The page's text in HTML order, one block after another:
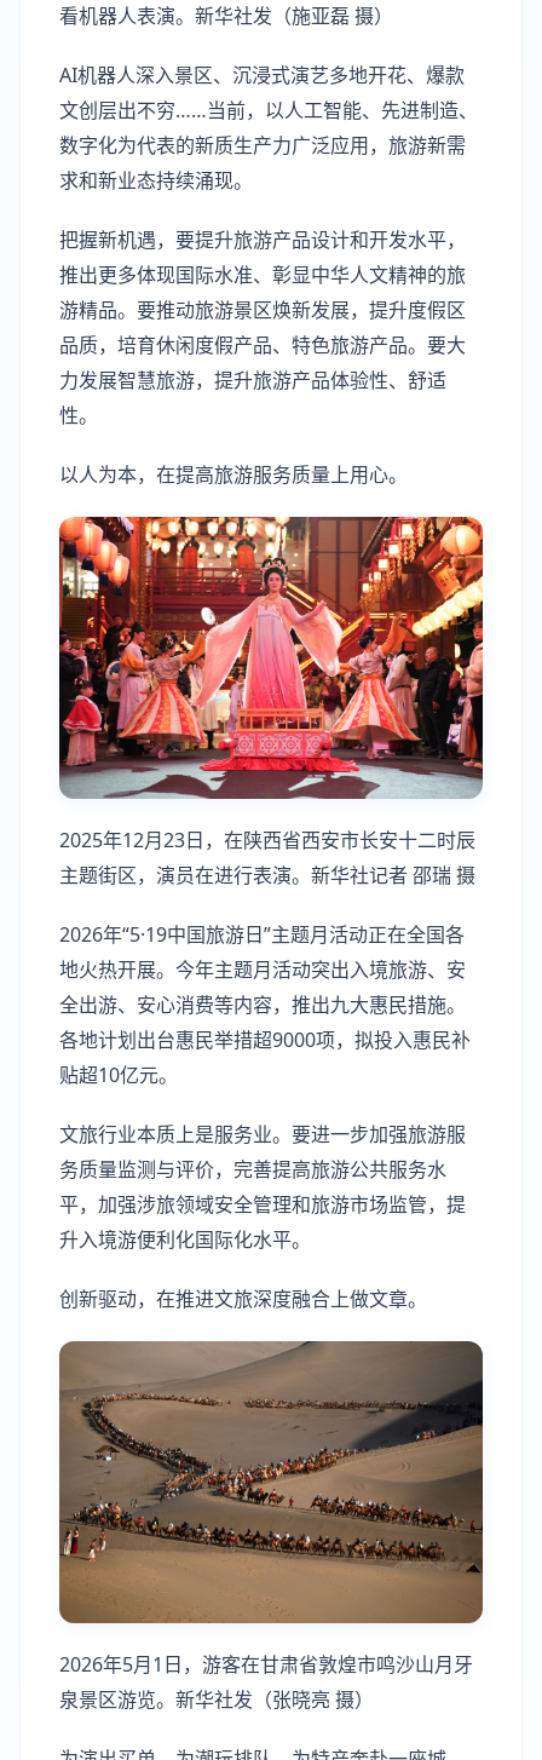
看机器人表演。新华社发（施亚磊 摄）
AI机器人深入景区、沉浸式演艺多地开花、爆款
文创层出不穷……当前，以人工智能、先进制造、
数字化为代表的新质生产力广泛应用，旅游新需
求和新业态持续涌现。
把握新机遇，要提升旅游产品设计和开发水平，
推出更多体现国际水准、彰显中华人文精神的旅
游精品。要推动旅游景区焕新发展，提升度假区
品质，培育休闲度假产品、特色旅游产品。要大
力发展智慧旅游，提升旅游产品体验性、舒适
性。
以人为本，在提高旅游服务质量上用心。
2025年12月23日，在陕西省西安市长安十二时辰
主题街区，演员在进行表演。新华社记者 邵瑞 摄
2026年“5·19中国旅游日”主题月活动正在全国各
地火热开展。今年主题月活动突出入境旅游、安
全出游、安心消费等内容，推出九大惠民措施。
各地计划出台惠民举措超9000项，拟投入惠民补
贴超10亿元。
文旅行业本质上是服务业。要进一步加强旅游服
务质量监测与评价，完善提高旅游公共服务水
平，加强涉旅领域安全管理和旅游市场监管，提
升入境游便利化国际化水平。
创新驱动，在推进文旅深度融合上做文章。
2026年5月1日，游客在甘肃省敦煌市鸣沙山月牙
泉景区游览。新华社发（张晓亮 摄）